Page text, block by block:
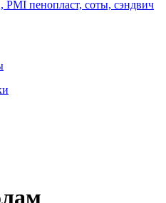
пенопласт, соты, сэндвич